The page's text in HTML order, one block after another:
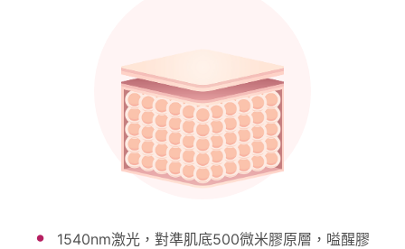
1540nm激光，對準肌底500微米膠原層，嗌醒膠